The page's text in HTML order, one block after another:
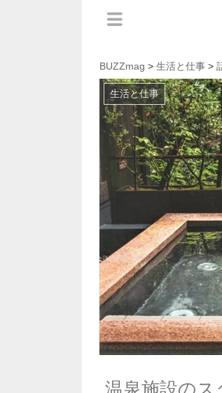
BUZZmag > 生活と仕事 >
生活と仕事
温泉施設の